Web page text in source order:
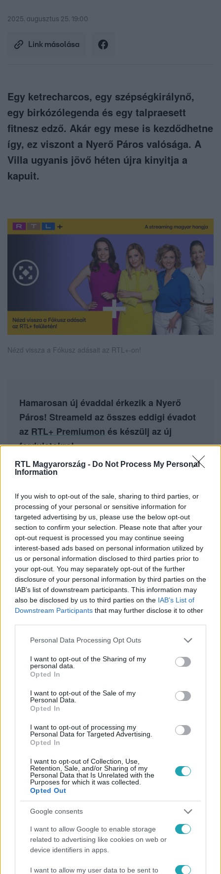
RTL Magyarország - Do Not Process My Personal
Information
If you wish to opt-out of the sale, sharing to third parties, or
processing of your personal or sensitive information for
targeted advertising by us, please use the below opt-out
section to confirm your selection. Please note that after your
opt-out request is processed you may continue seeing
interest-based ads based on personal information utilized by
us or personal information disclosed to third parties prior to
your opt-out. You may separately opt-out of the further
disclosure of your personal information by third parties on the
IAB’s list of downstream participants. This information may
also be disclosed by us to third parties on the IAB’s List of
Downstream Participants that may further disclose it to other
Please note that this website/app uses one or more Google
not limited to your visit or usage behaviour. You may click to
grant or deny consent to Google and its third-party tags to
use your data for below specified purposes in below Google
consent section.
Personal Data Processing Opt Outs
I want to opt-out of the Sharing of my
personal data.
Opted In
I want to opt-out of the Sale of my
Personal Data.
Opted In
I want to opt-out of processing my
Personal Data for Targeted Advertising.
Opted In
I want to opt-out of Collection, Use,
Retention, Sale, and/or Sharing of my
Personal Data that Is Unrelated with the
Purposes for which it was collected.
Opted Out
Google consents
I want to allow Google to enable storage
related to advertising like cookies on web or
device identifiers in apps.
I want to allow my user data to be sent to
2025. augusztus 25. 19:00
Link másolása
Egy ketrecharcos, egy szépségkirálynő,
egy birkózólegenda és egy talpraesett
fitnesz edző. Akár egy mese is kezdődhetne
így, ez viszont a Nyerő Páros valósága. A
Villa ugyanis jövő héten újra kinyitja a
kapuit.
Nézd vissza a Fókusz adásait az RTL+-on!
Hamarosan új évaddal érkezik a Nyerő
Páros! Streameld az összes eddigi évadot
az RTL+ Premiumon és készülj az új
fordulatokra!
Itt állítsd be, hogy az RTL.hu az elsők között
legyen a Google-találatokban!
Kövess minket, és értesülj a friss hírekről a
FÓKUSZ #
BÁRDOSI SÁNDOR # NYERŐ PÁROS
#STREAMING # LAKY ZSUZSI
SZERELEM